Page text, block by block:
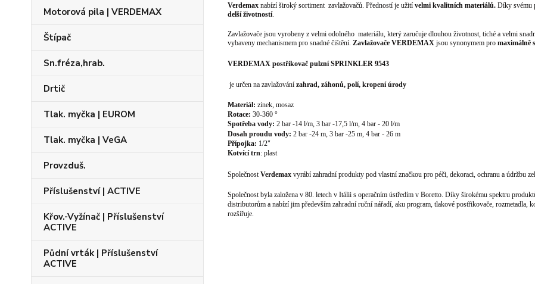
Motorová pila | VERDEMAX
Štípač
Sn.fréza,hrab.
Drtič
Tlak. myčka | EUROM
Tlak. myčka | VeGA
Provzduš.
Příslušenství | ACTIVE
Křov.-Vyžínač | Příslušenství
ACTIVE
Půdní vrták | Příslušenství
ACTIVE
Verdemax nabízí široký sortiment zavlažovačů. Předností je užití velmi kvalitních materiálů.Díky svému
delší životností.
Zavlažovače jsou vyrobeny z velmi odolného materiálu, který zaručuje dlouhou životnost, tiché a velmi
vybaveny mechanismem pro snadné čištění. Zavlažovače VERDEMAXjsou synonymem pro maximálně
VERDEMAX postřikovač pulzníSPRINKLER 9543
je určen na zavlažovánízahrad, záhonů, polí, kropení úrody
Materiál: zinek, mosaz
Rotace: 30-360 °
Spotřeba vody: 2 bar -14 l/m, 3 bar -17,5 l/m, 4 bar - 20 l/m
Dosah proudu vody: 2 bar -24 m, 3 bar -25 m, 4 bar - 26 m
Přípojka: 1/2"
Kotvící trn: plast
Společnost Verdemaxvyrábí zahradní produkty pod vlastní značkou pro péči, dekoraci, ochranu a údržbu
Společnost byla založena v 80. letech v Itálii s operačním ústředím v Boretto. Díky širokému spektru
distributorům a nabízí jim především zahradní ruční nářadí, aku program, tlakové postřikovače, rozmetadla,
rozšiřuje.